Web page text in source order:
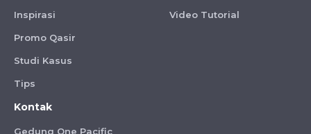
Inspirasi
Promo Qasir
Studi Kasus
Tips
Video Tutorial
Kontak
Gedung One Pacific